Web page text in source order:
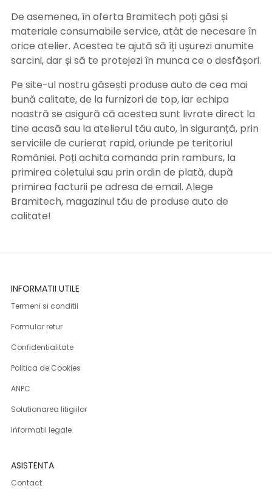
De asemenea, în oferta Bramitech poți găsi și
materiale consumabile service, atât de necesare în
orice atelier. Acestea te ajută să îți ușurezi anumite
sarcini, dar și să te protejezi în munca ce o desfășori.
Pe site-ul nostru găsești produse auto de cea mai
bună calitate, de la furnizori de top, iar echipa
noastră se asigură că acestea sunt livrate direct la
tine acasă sau la atelierul tău auto, în siguranță, prin
serviciile de curierat rapid, oriunde pe teritoriul
României. Poți achita comanda prin ramburs, la
primirea coletului sau prin ordin de plată, după
primirea facturii pe adresa de email. Alege
Bramitech, magazinul tău de produse auto de
calitate!
INFORMATII UTILE
Termeni si conditii
Formular retur
Confidentialitate
Politica de Cookies
ANPC
Solutionarea litigiilor
Informatii legale
ASISTENTA
Contact